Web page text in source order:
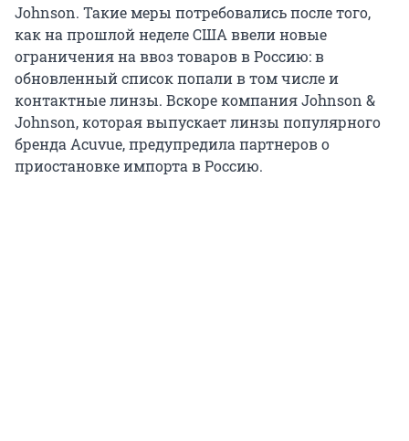
Johnson. Такие меры потребовались после того,
как на прошлой неделе США ввели новые
ограничения на ввоз товаров в Россию: в
обновленный список попали в том числе и
контактные линзы. Вскоре компания Johnson &
Johnson, которая выпускает линзы популярного
бренда Acuvue, предупредила партнеров о
приостановке импорта в Россию.